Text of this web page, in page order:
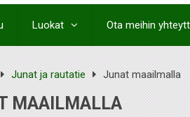
Luokat Ota meihin
Junat ja rautatie Junat maailmalla
MAAILMALLA